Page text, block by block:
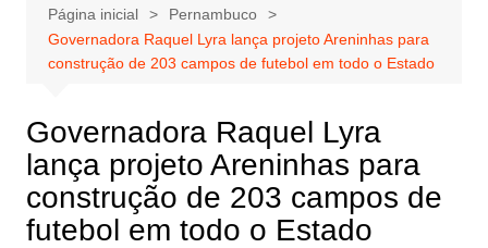
Página inicial
Pernambuco
Governadora Raquel Lyra lança projeto Areninhas para
construção de 203 campos de futebol em todo o Estado
Governadora Raquel Lyra
lança projeto Areninhas para
construção de 203 campos de
futebol em todo o Estado